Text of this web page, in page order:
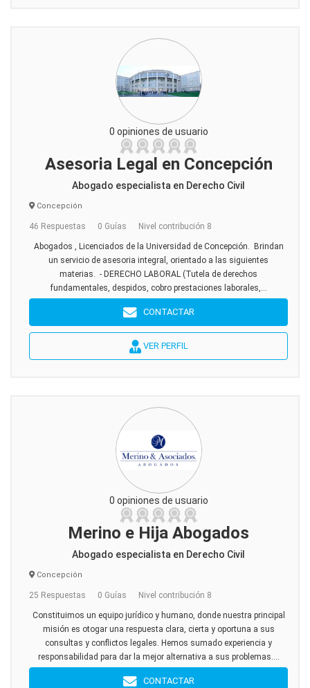
0 opiniones de usuario
Asesoria Legal en Concepción
Abogado especialista en Derecho Civil
Concepción
46 Respuestas 0 Guías Nivel contribución 8
Abogados , Licenciados de la Universidad de Concepción. Brindan
un servicio de asesoria integral, orientado a las siguientes
materias. - DERECHO LABORAL (Tutela de derechos
fundamentales, despidos, cobro prestaciones laborales,...
CONTACTAR
VER PERFIL
0 opiniones de usuario
Merino e Hija Abogados
Abogado especialista en Derecho Civil
Concepción
25 Respuestas 0 Guías Nivel contribución 8
Constituimos un equipo jurídico y humano, donde nuestra principal
misión es otogar una respuesta clara, cierta y oportuna a sus
consultas y conflictos legales. Hemos sumado experiencia y
responsabilidad para dar la mejor alternativa a sus problemas....
CONTACTAR